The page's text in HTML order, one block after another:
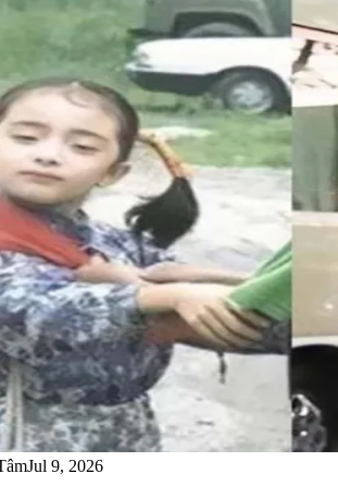
Jul 9, 2026